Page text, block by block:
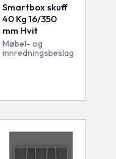
Smartbox skuff
40 Kg 16/350
mm Hvit
Møbel- og
innredningsbeslag